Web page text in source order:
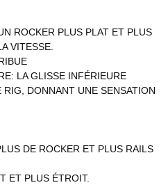
ROCKER PLUS PLAT ET PLUS
VITESSE.
LA GLISSE INFÉRIEURE
DONNANT UNE SENSATION
DE ROCKER ET PLUS RAILS
ET PLUS ÉTROIT.